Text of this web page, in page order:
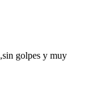
golpes y muy